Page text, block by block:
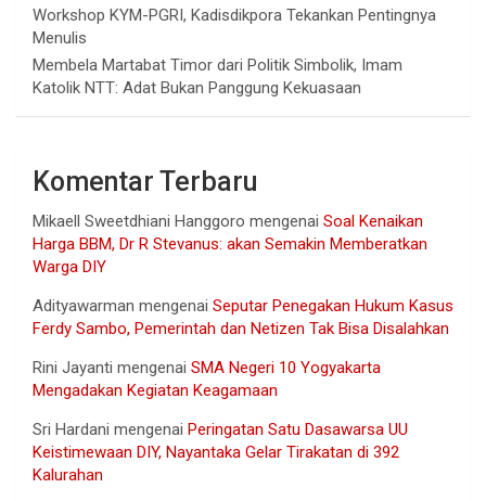
Workshop KYM-PGRI, Kadisdikpora Tekankan Pentingnya
Menulis
Membela Martabat Timor dari Politik Simbolik, Imam
Katolik NTT: Adat Bukan Panggung Kekuasaan
Komentar Terbaru
Mikaell Sweetdhiani Hanggoro mengenai Soal Kenaikan
Harga BBM, Dr R Stevanus: akan Semakin Memberatkan
Warga DIY
Adityawarman mengenai Seputar Penegakan Hukum Kasus
Ferdy Sambo, Pemerintah dan Netizen Tak Bisa Disalahkan
Rini Jayanti mengenai SMA Negeri 10 Yogyakarta
Mengadakan Kegiatan Keagamaan
Sri Hardani mengenai Peringatan Satu Dasawarsa UU
Keistimewaan DIY, Nayantaka Gelar Tirakatan di 392
Kalurahan